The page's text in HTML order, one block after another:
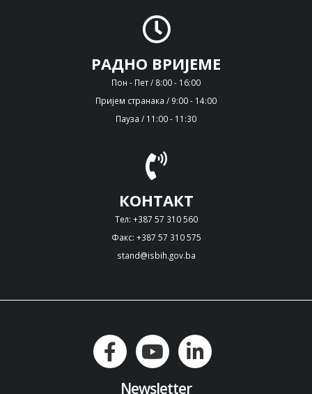
РАДНО ВРИЈЕМЕ
Пон - Пет / 8:00 - 16:00
Пријем странака / 9:00 - 14:00
Пауза / 11:00 - 11:30
КОНТАКТ
Тел: +387 57 310 560
Факс: +387 57 310 575
stand@isbih.gov.ba
Newsletter